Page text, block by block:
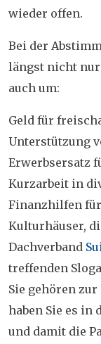
wieder offen.
Bei der
längst nicht nur
auch um:
Geld für
Unterstützung
Erwerbsersatz
Kurzarbeit in
Finanzhilfen
Kulturhäuser,
Dachverband
treffenden
Sie gehören
haben Sie es in
und damit die